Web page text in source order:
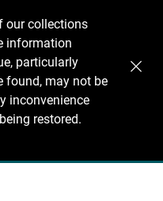
our collections
information
particularly
found, may not be
inconvenience
restored.